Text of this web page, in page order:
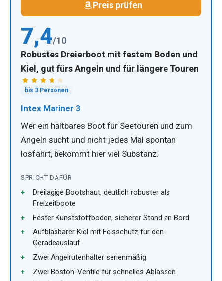
Preis prüfen
7,4/10
Robustes Dreierboot mit festem Boden und
Kiel, gut fürs Angeln und für längere Touren
bis 3 Personen
Intex Mariner 3
Wer ein haltbares Boot für Seetouren und zum
Angeln sucht und nicht jedes Mal spontan
losfährt, bekommt hier viel Substanz.
SPRICHT DAFÜR
Dreilagige Bootshaut, deutlich robuster als
Freizeitboote
Fester Kunststoffboden, sicherer Stand an Bord
Aufblasbarer Kiel mit Felsschutz für den
Geradeauslauf
Zwei Angelrutenhalter serienmäßig
Zwei Boston-Ventile für schnelles Ablassen